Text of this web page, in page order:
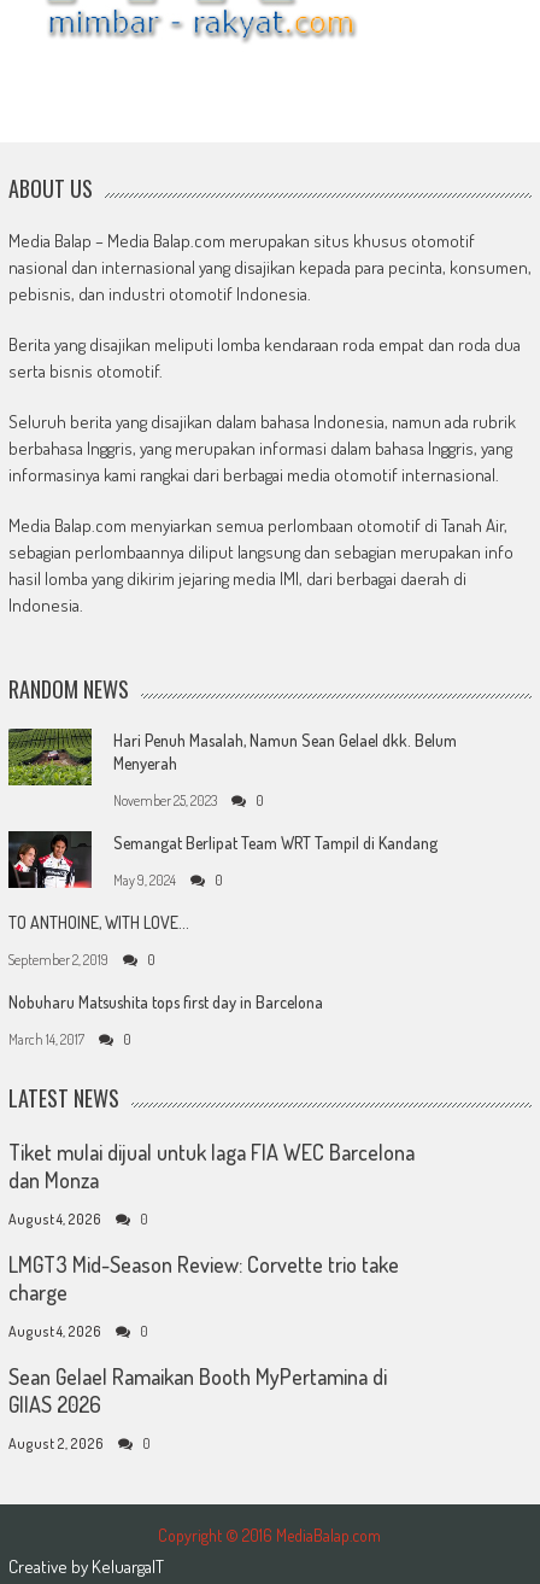
ABOUT US
Media Balap – Media Balap.com merupakan situs khusus otomotif
nasional dan internasional yang disajikan kepada para pecinta, konsumen,
pebisnis, dan industri otomotif Indonesia.
Berita yang disajikan meliputi lomba kendaraan roda empat dan roda dua
serta bisnis otomotif.
Seluruh berita yang disajikan dalam bahasa Indonesia, namun ada rubrik
berbahasa Inggris, yang merupakan informasi dalam bahasa Inggris, yang
informasinya kami rangkai dari berbagai media otomotif internasional.
Media Balap.com menyiarkan semua perlombaan otomotif di Tanah Air,
sebagian perlombaannya diliput langsung dan sebagian merupakan info
hasil lomba yang dikirim jejaring media IMI, dari berbagai daerah di
Indonesia.
RANDOM NEWS
Hari Penuh Masalah, Namun Sean Gelael dkk. Belum
Menyerah
November 25, 2023 0
Semangat Berlipat Team WRT Tampil di Kandang
May 9, 2024 0
TO ANTHOINE, WITH LOVE…
September 2, 2019 0
Nobuharu Matsushita tops first day in Barcelona
March 14, 2017 0
LATEST NEWS
Tiket mulai dijual untuk laga FIA WEC Barcelona
dan Monza
August 4, 2026 0
LMGT3 Mid-Season Review: Corvette trio take
charge
August 4, 2026 0
Sean Gelael Ramaikan Booth MyPertamina di
GIIAS 2026
August 2, 2026 0
Copyright © 2016 MediaBalap.com
Creative by KeluargaIT